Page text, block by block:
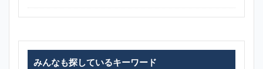
みんなも探しているキーワード